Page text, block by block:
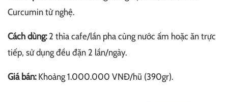
Curcumin từ nghệ.
Cách dùng:2 thìa cafe/lần pha cùng nước ấm hoặc ăn trực
tiếp, sử dụng đều đặn 2 lần/ngày.
Giá bán:Khoảng 1.000.000 VNĐ/hũ (390gr).